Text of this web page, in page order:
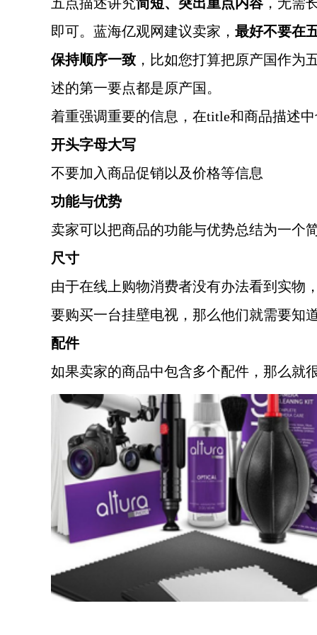
即可。蓝海亿观网建议卖家， 最好不要在
保持顺序一致 ，比如您打算把原产国作为
述的第一要点都是原产国。
着重强调重要的信息，在title和商品描述
开头字母大写
不要加入商品促销以及价格等信息
功能与优势
卖家可以把商品的功能与优势总结为一个
尺寸
由于在线上购物消费者没有办法看到实物
要购买一台挂壁电视，那么他们就需要知
配件
如果卖家的商品中包含多个配件，那么就